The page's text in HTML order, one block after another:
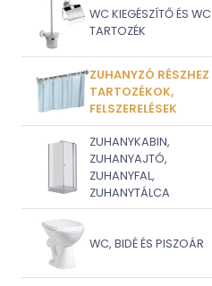
WC KIEGÉSZÍTŐ ÉS WC
TARTOZÉK
ZUHANYZÓ RÉSZHEZ
TARTOZÉKOK,
FELSZERELÉSEK
ZUHANYKABIN,
ZUHANYAJTÓ,
ZUHANYFAL,
ZUHANYTÁLCA
WC, BIDÉ ÉS PISZOÁR